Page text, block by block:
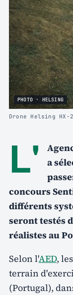
PHOTO · HELSING
Drone Helsing HX-2
L'
a
concours
différents
seront testés
réalistes au
Selon l'AED,
terrain
(Portugal),